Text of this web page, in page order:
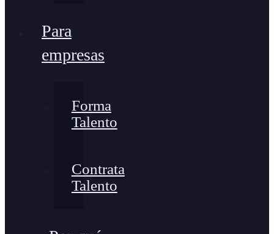
Para
empresas
Forma
Talento
Contrata
Talento